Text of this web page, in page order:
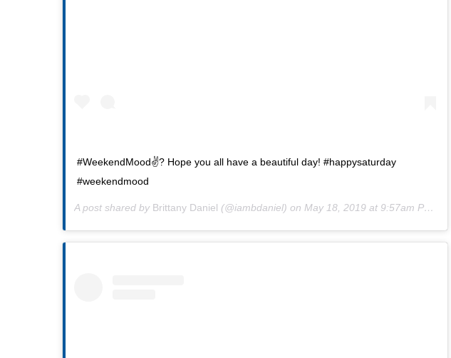
#WeekendMood✌? Hope you all have a beautiful day! #happysaturday
#weekendmood
A post shared by Brittany Daniel (@iambdaniel) on May 18, 2019 at 9:57am PDT